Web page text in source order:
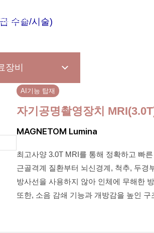
수술/시술)
소개
장비
AI기능 탑재
자기공명촬영장치
MAGNETOM Lumina
최고사양 3.0T MRI를 통해 정확하고 빠
근골격계 질환부터 뇌신경계, 척추, 두경
방사선을 사용하지 않아 인체에 무해한
또한, 소음 감쇄 기능과 개방감을 높인